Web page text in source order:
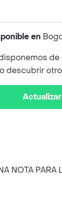
en
descubrir
PARA